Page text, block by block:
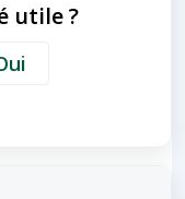
utile ?